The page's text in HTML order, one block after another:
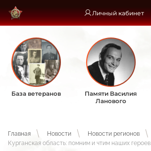
Личный кабинет
База ветеранов
Памяти Василия
Ланового
Главная Новости
Новости регионов
Курганская область: помним и чтим наших героев